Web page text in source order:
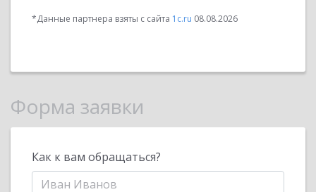
*Данные партнера взяты с сайта 1c.ru 08.08.2026
Форма заявки
Как к вам обращаться?